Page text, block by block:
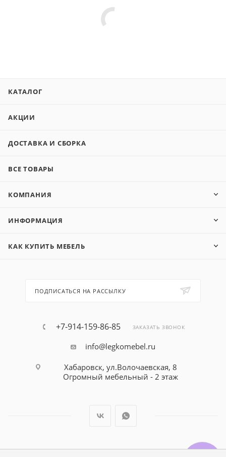
КАТАЛОГ
АКЦИИ
ДОСТАВКА И СБОРКА
ВСЕ ТОВАРЫ
КОМПАНИЯ
ИНФОРМАЦИЯ
КАК КУПИТЬ МЕБЕЛЬ
ПОДПИСАТЬСЯ НА РАССЫЛКУ
+7-914-159-86-85 ЗАКАЗАТЬ ЗВОНОК
info@legkomebel.ru
Хабаровск, ул.Волочаевская, 8
Огромный мебельный - 2 этаж